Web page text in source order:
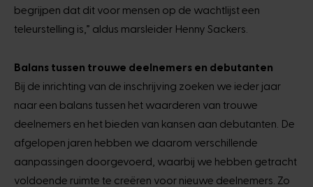
begrijpen dat dit voor mensen op de wachtlijst een
teleurstelling is,” aldus marsleider Henny Sackers.
Balans tussen trouwe deelnemers en debutanten
Bij de inrichting van de inschrijving zoeken we ieder jaar
naar een balans tussen het waarderen van trouwe
deelnemers en het bieden van kansen aan debutanten. De
afgelopen jaren hebben we daarom verschillende
aanpassingen doorgevoerd, waarbij we hebben getracht
voldoende ruimte te creëren voor nieuwe deelnemers. Zo